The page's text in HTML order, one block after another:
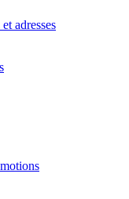
adresses